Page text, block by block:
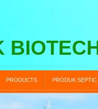
PRODUCTS PRODUK